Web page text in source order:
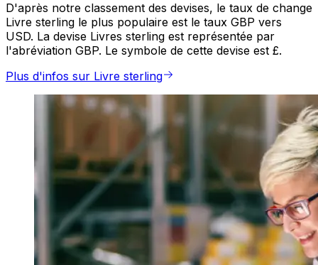
D'après notre classement des devises, le taux de change
Livre sterling le plus populaire est le taux GBP vers
USD. La devise Livres sterling est représentée par
l'abréviation GBP. Le symbole de cette devise est £.
Plus d'infos sur Livre sterling